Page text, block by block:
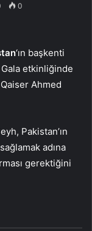
0
‘ın başkenti
etkinliğinde
Ahmed
Pakistan’ın
adına
gerektiğini